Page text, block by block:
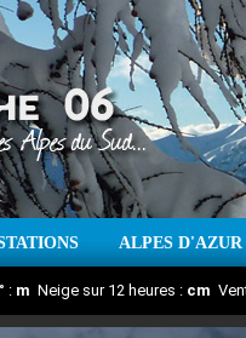
ALPES D'AZUR
: m Neige sur 12 heures : cm